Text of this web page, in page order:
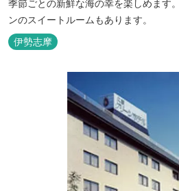
季節ごとの新鮮な海の幸を楽しめます
ンのスイートルームもあります。
伊勢志摩